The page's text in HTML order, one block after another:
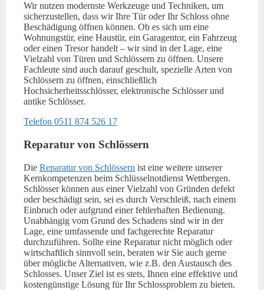
Wir nutzen modernste Werkzeuge und Techniken, um
sicherzustellen, dass wir Ihre Tür oder Ihr Schloss ohne
Beschädigung öffnen können. Ob es sich um eine
Wohnungstür, eine Haustür, ein Garagentor, ein Fahrzeug
oder einen Tresor handelt – wir sind in der Lage, eine
Vielzahl von Türen und Schlössern zu öffnen. Unsere
Fachleute sind auch darauf geschult, spezielle Arten von
Schlössern zu öffnen, einschließlich
Hochsicherheitsschlösser, elektronische Schlösser und
antike Schlösser.
Telefon 0511 874 526 17
Reparatur von Schlössern
Die Reparatur von Schlössern ist eine weitere unserer
Kernkompetenzen beim Schlüsselnotdienst Wettbergen.
Schlösser können aus einer Vielzahl von Gründen defekt
oder beschädigt sein, sei es durch Verschleiß, nach einem
Einbruch oder aufgrund einer fehlerhaften Bedienung.
Unabhängig vom Grund des Schadens sind wir in der
Lage, eine umfassende und fachgerechte Reparatur
durchzuführen. Sollte eine Reparatur nicht möglich oder
wirtschaftlich sinnvoll sein, beraten wir Sie auch gerne
über mögliche Alternativen, wie z.B. den Austausch des
Schlosses. Unser Ziel ist es stets, Ihnen eine effektive und
kostengünstige Lösung für Ihr Schlossproblem zu bieten.